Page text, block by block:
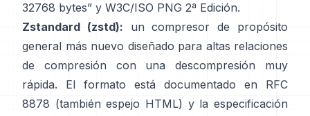
32768 bytes” y W3C/ISO PNG 2ª Edición.
Zstandard (zstd): un compresor de propósito
general más nuevo diseñado para altas relaciones
de compresión con una descompresión muy
rápida. El formato está documentado en
RFC
8878 (también espejo HTML) y la especificación